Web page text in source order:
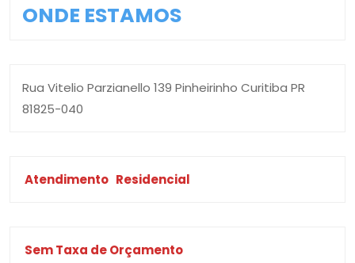
ONDE ESTAMOS
Rua Vitelio Parzianello 139 Pinheirinho Curitiba PR
81825-040
Atendimento Residencial
Sem Taxa de Orçamento